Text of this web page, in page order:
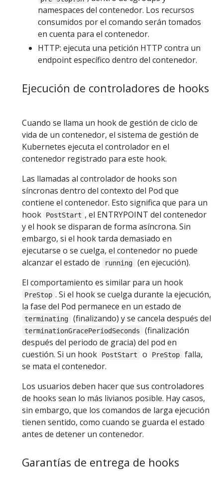
namespaces del contenedor. Los recursos
consumidos por el comando serán tomados
en cuenta para el contenedor.
HTTP: ejecuta una petición HTTP contra un
endpoint específico dentro del contenedor.
Ejecución de controladores de hooks
Cuando se llama un hook de gestión de ciclo de
vida de un contenedor, el sistema de gestión de
Kubernetes ejecuta el controlador en el
contenedor registrado para este hook.
Las llamadas al controlador de hooks son
síncronas dentro del contexto del Pod que
contiene el contenedor. Esto significa que para un
hook
PostStart , el ENTRYPOINT del contenedor
y el hook se disparan de forma asíncrona. Sin
embargo, si el hook tarda demasiado en
ejecutarse o se cuelga, el contenedor no puede
alcanzar el estado de
running
(en ejecución).
El comportamiento es similar para un hook
PreStop . Si el hook se cuelga durante la ejecución,
la fase del Pod permanece en un estado de
terminating (finalizando) y se cancela después del
terminationGracePeriodSeconds
(finalización
después del periodo de gracia) del pod en
cuestión. Si un hook
PostStart o PreStop
falla,
se mata el contenedor.
Los usuarios deben hacer que sus controladores
de hooks sean lo más livianos posible. Hay casos,
sin embargo, que los comandos de larga ejecución
tienen sentido, como cuando se guarda el estado
antes de detener un contenedor.
Garantías de entrega de hooks